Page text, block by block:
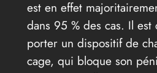
est en effet
dans 95 % des cas. Il est
porter un dispositif de
cage, qui bloque son